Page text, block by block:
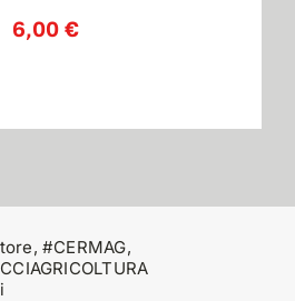
6,00 €
,#CERMAG,